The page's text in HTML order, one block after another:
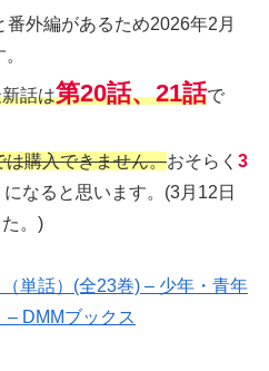
外編があるため2026年2月
話は第20話、21話で
購入できません。おそらく 3
になると思います。(3月12日
。)
単話）(全23巻) – 少年・青年
– DMMブックス